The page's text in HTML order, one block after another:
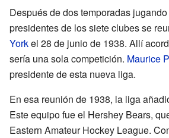
Después de dos temporadas
presidentes de los siete clubes se
Yorkel 28 de junio de 1938. Allí
sería una sola competición. Maurice
presidente de esta nueva liga.
En esa reunión de 1938, la liga
Este equipo fue el Hershey Bears,
Eastern Amateur Hockey League.